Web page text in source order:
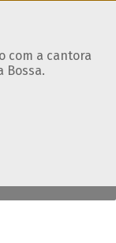
com a cantora
Bossa.